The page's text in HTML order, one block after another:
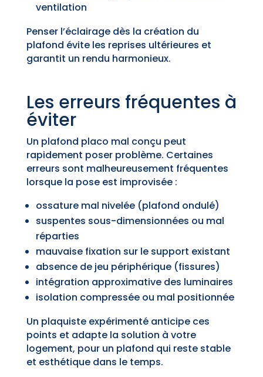
ventilation
Penser l’éclairage dès la création du
plafond évite les reprises ultérieures et
garantit un rendu harmonieux.
Les erreurs fréquentes à
éviter
Un plafond placo mal conçu peut
rapidement poser problème. Certaines
erreurs sont malheureusement fréquentes
lorsque la pose est improvisée :
ossature mal nivelée (plafond ondulé)
suspentes sous-dimensionnées ou mal
réparties
mauvaise fixation sur le support existant
absence de jeu périphérique (fissures)
intégration approximative des luminaires
isolation compressée ou mal positionnée
Un plaquiste expérimenté anticipe ces
points et adapte la solution à votre
logement, pour un plafond qui reste stable
et esthétique dans le temps.